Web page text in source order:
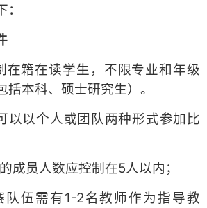
在籍在读学生，不限专业和年级
本科、硕士研究生）。
以以个人或团队两种形式参加比
员人数应控制在5人以内；
伍需有1-2名教师作为指导教